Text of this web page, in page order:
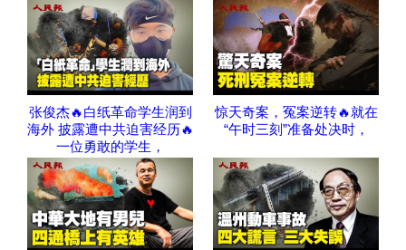
张俊杰🔥白纸革命学生润到
海外 披露遭中共迫害经历🔥
一位勇敢的学生，
惊天奇案，冤案逆转🔥就在
“午时三刻”准备处决时，